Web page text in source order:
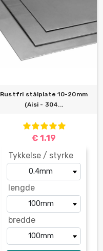
Rustfri stålplate 10-20mm
(Aisi - 304...
€ 1.19
Tykkelse / styrke
lengde
bredde